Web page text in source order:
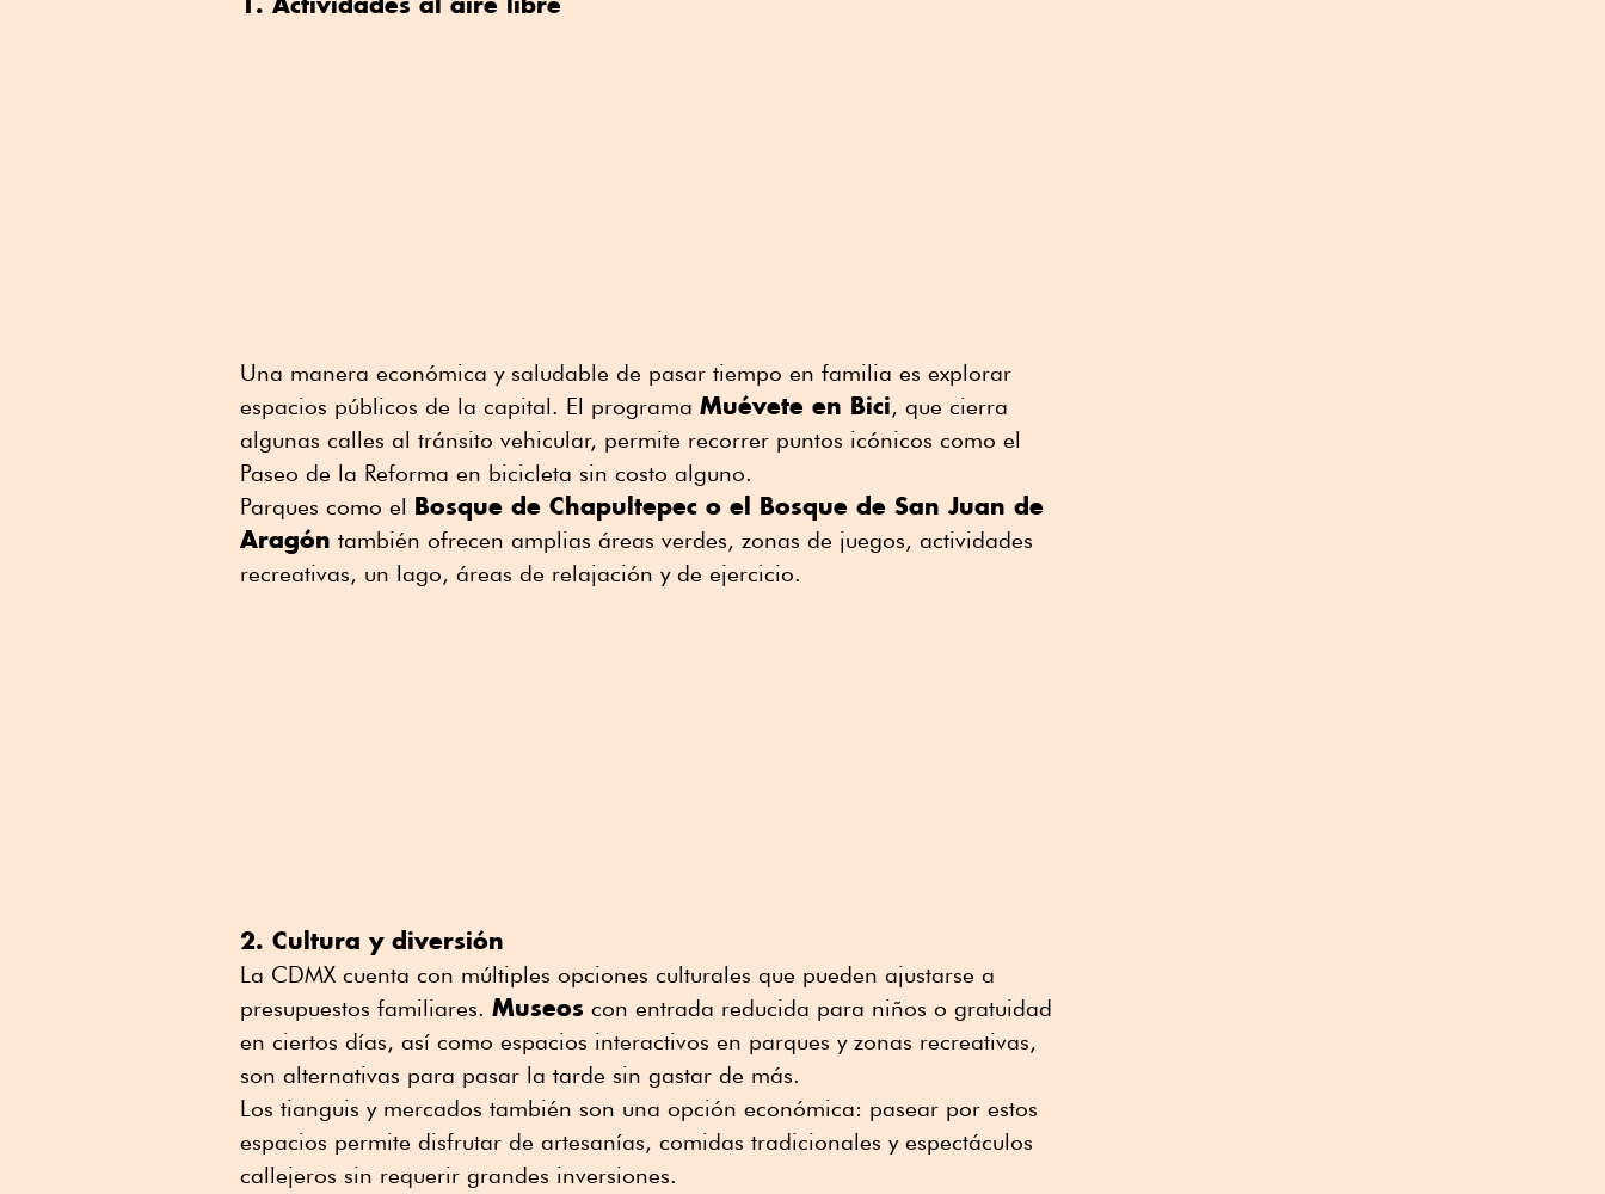
Una manera económica y saludable de pasar tiempo en familia es explorar
espacios públicos de la capital. El programa Muévete en Bici, que cierra
algunas calles al tránsito vehicular, permite recorrer puntos icónicos como el
Paseo de la Reforma en bicicleta sin costo alguno.
Parques como el Bosque de Chapultepec o el Bosque de San Juan de
Aragón también ofrecen amplias áreas verdes, zonas de juegos, actividades
recreativas, un lago, áreas de relajación y de ejercicio.
2. Cultura y diversión
La CDMX cuenta con múltiples opciones culturales que pueden ajustarse a
presupuestos familiares. Museos con entrada reducida para niños o gratuidad
en ciertos días, así como espacios interactivos en parques y zonas recreativas,
son alternativas para pasar la tarde sin gastar de más.
Los tianguis y mercados también son una opción económica: pasear por estos
espacios permite disfrutar de artesanías, comidas tradicionales y espectáculos
callejeros sin requerir grandes inversiones.